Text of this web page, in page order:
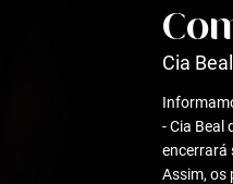
Cia
- Cia Beal
encerrará
Assim, os